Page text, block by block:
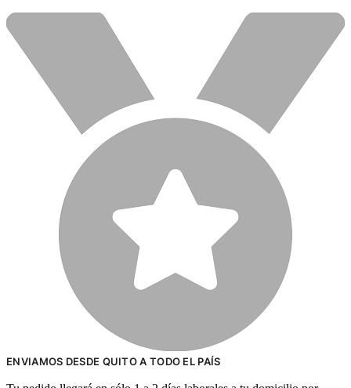
ENVIAMOS DESDE QUITO A TODO EL PAÍS